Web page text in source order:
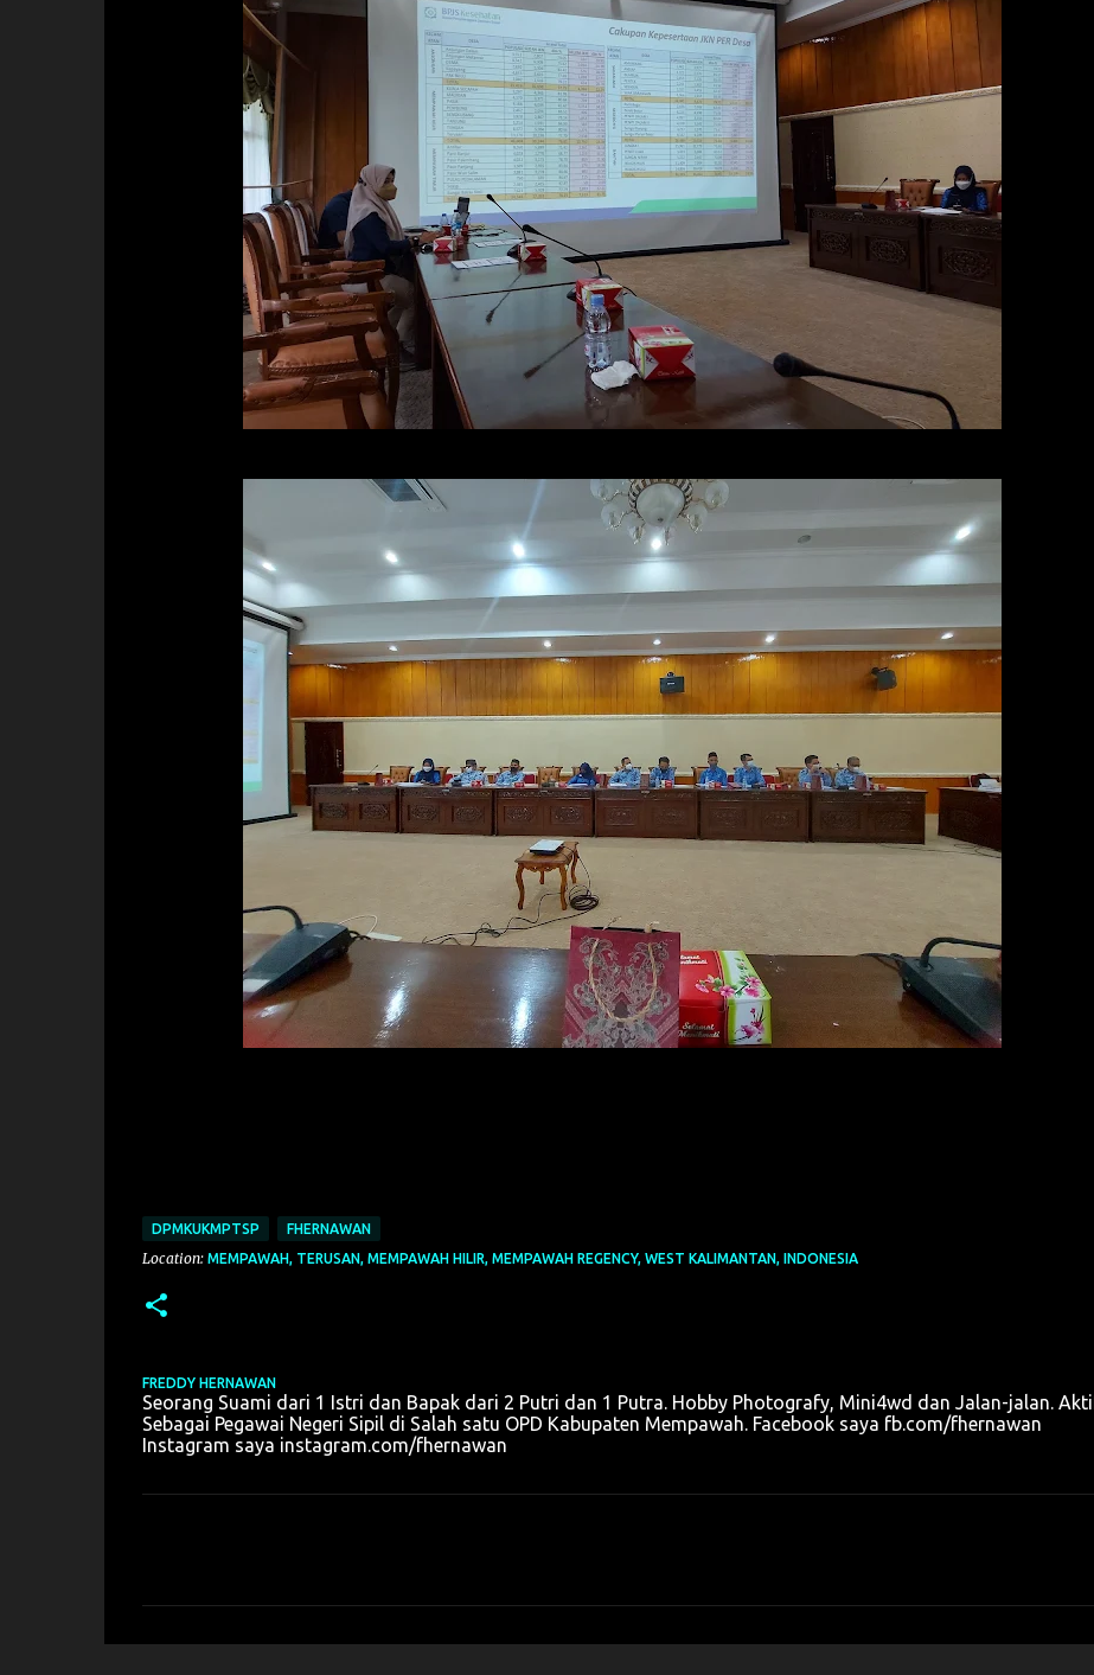
DPMKUKMPTSP FHERNAWAN
Location: MEMPAWAH, TERUSAN, MEMPAWAH HILIR, MEMPAWAH REGENCY, WEST KALIMANTAN, INDONESIA
FREDDY HERNAWAN
Seorang Suami dari 1 Istri dan Bapak dari 2 Putri dan 1 Putra. Hobby Photografy, Mini4wd dan Jalan-jalan.
Sebagai Pegawai Negeri Sipil di Salah satu OPD Kabupaten Mempawah. Facebook saya fb.com/fhernawan
Instagram saya instagram.com/fhernawan